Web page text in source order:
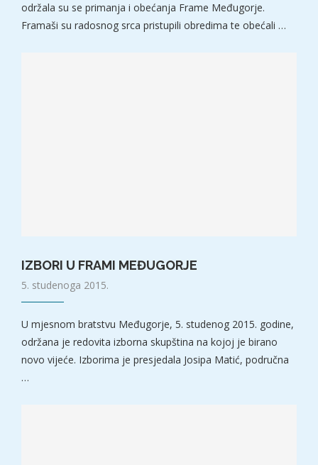
održala su se primanja i obećanja Frame Međugorje.
Framaši su radosnog srca pristupili obredima te obećali …
IZBORI U FRAMI MEĐUGORJE
5. studenoga 2015.
U mjesnom bratstvu Međugorje, 5. studenog 2015. godine,
održana je redovita izborna skupština na kojoj je birano
novo vijeće. Izborima je presjedala Josipa Matić, područna
…